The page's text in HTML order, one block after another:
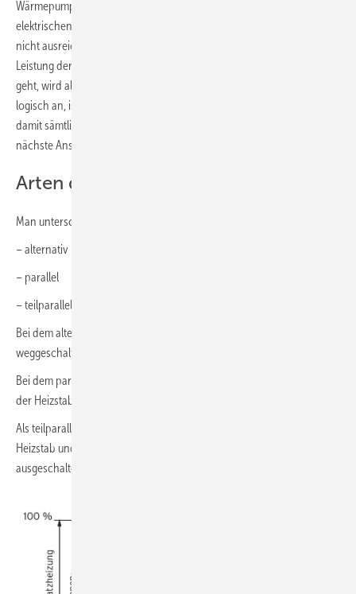
Wärmepumpe (WP) beheizt. Die WP ist zusätzlich mit einem
elektrischen Heizstab ausgestattet. Sollte also die Leistung der WP
nicht ausreichen, schaltet sich der Heizstab ein. Der Punkt, an dem die
Leistung der WP nicht mehr ausreicht und der Heizstab in Betrieb
geht, wird als Bivalenzpunkt (BVP) bezeichnet. Hört sich erstmal
logisch an, ist es auch, aber wir würden es nicht aufgreifen, wenn
damit sämtliche Zusammenhänge abgedeckt würden. Also folgt der
nächste Ansatz.
Arten des bivalenten Betriebs
Man unterscheidet drei Arten des bivalenten Betriebs:
– alternativ
– parallel
– teilparallel
Bei dem alternativ-bivalenten Betrieb würde die WP ganz
weggeschaltet und der Heizstab setzt alleine seinen Betrieb fort.
Bei dem parallel-bivalenten Betrieb bleibt die WP eingeschaltet und
der Heizstab unterstützt gewissermaßen die WP.
Als teilparallelen Betrieb läuft die WP zum Teil zusammen mit dem
Heizstab und wird erst nach gewissen anderen Umständen
ausgeschaltet.